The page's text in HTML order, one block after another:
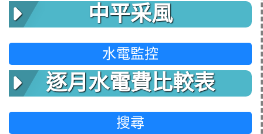
中平采風
水電監控
逐月水電費比較表
搜尋